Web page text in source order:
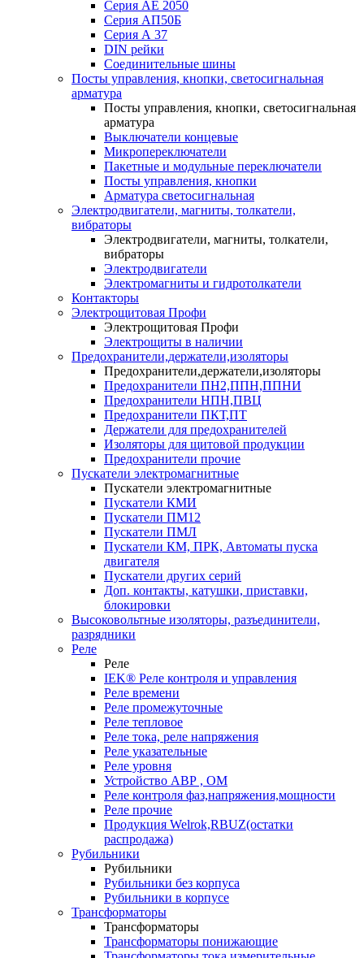
Серия АЕ 2050
Серия АП50Б
Серия А 37
DIN рейки
Соединительные шины
Посты управления, кнопки, светосигнальная
арматура
Посты управления, кнопки, светосигнальная
арматура
Выключатели концевые
Микропереключатели
Пакетные и модульные переключатели
Посты управления, кнопки
Арматура светосигнальная
Электродвигатели, магниты, толкатели,
вибраторы
Электродвигатели, магниты, толкатели,
вибраторы
Электродвигатели
Электромагниты и гидротолкатели
Контакторы
Электрощитовая Профи
Электрощитовая Профи
Электрощиты в наличии
Предохранители,держатели,изоляторы
Предохранители,держатели,изоляторы
Предохранители ПН2,ППН,ППНИ
Предохранители НПН,ПВЦ
Предохранители ПКТ,ПТ
Держатели для предохранителей
Изоляторы для щитовой продукции
Предохранители прочие
Пускатели электромагнитные
Пускатели электромагнитные
Пускатели КМИ
Пускатели ПМ12
Пускатели ПМЛ
Пускатели КМ, ПРК, Автоматы пуска
двигателя
Пускатели других серий
Доп. контакты, катушки, приставки,
блокировки
Высоковольтные изоляторы, разъединители,
разрядники
Реле
Реле
IEK® Реле контроля и управления
Реле времени
Реле промежуточные
Реле тепловое
Реле тока, реле напряжения
Реле указательные
Реле уровня
Устройство АВР , ОМ
Реле контроля фаз,напряжения,мощности
Реле прочие
Продукция Welrok,RBUZ(остатки
распродажа)
Рубильники
Рубильники
Рубильники без корпуса
Рубильники в корпусе
Трансформаторы
Трансформаторы
Трансформаторы понижающие